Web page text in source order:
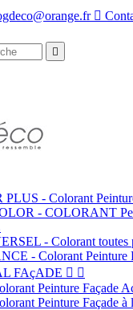


- Colorant
- COLORANT
- Colorant toutes
- Colorant Peinture
FAçADE  
Peinture Façade
Peinture Façade à